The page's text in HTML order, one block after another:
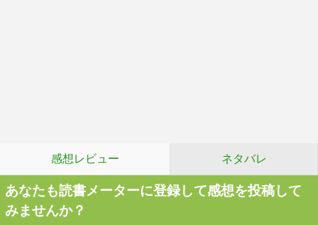
感想レビュー ネタバレ
あなたも読書メーターに登録して感想を投稿して
みませんか？